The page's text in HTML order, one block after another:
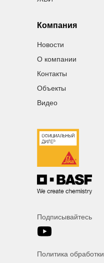
Компания
Политика обработки
Новости
О компании
Контакты
Объекты
Подписывайтесь
Видео